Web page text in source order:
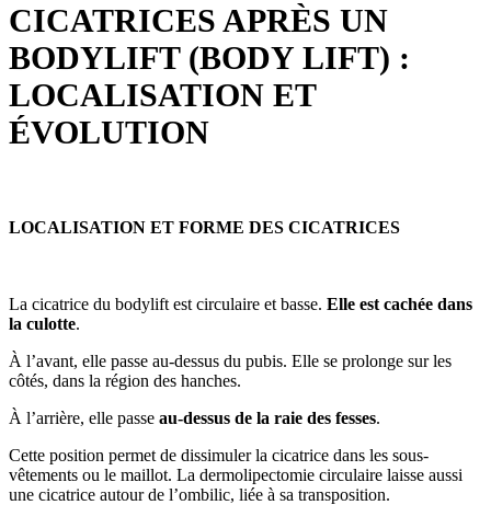
CICATRICES APRÈS UN
BODYLIFT (BODY LIFT) :
LOCALISATION ET
ÉVOLUTION
LOCALISATION ET FORME DES CICATRICES
La cicatrice du bodylift est circulaire et basse. Elle est cachée dans
la culotte.
À l’avant, elle passe au-dessus du pubis. Elle se prolonge sur les
côtés, dans la région des hanches.
À l’arrière, elle passe au-dessus de la raie des fesses.
Cette position permet de dissimuler la cicatrice dans les sous-
vêtements ou le maillot. La dermolipectomie circulaire laisse aussi
une cicatrice autour de l’ombilic, liée à sa transposition.